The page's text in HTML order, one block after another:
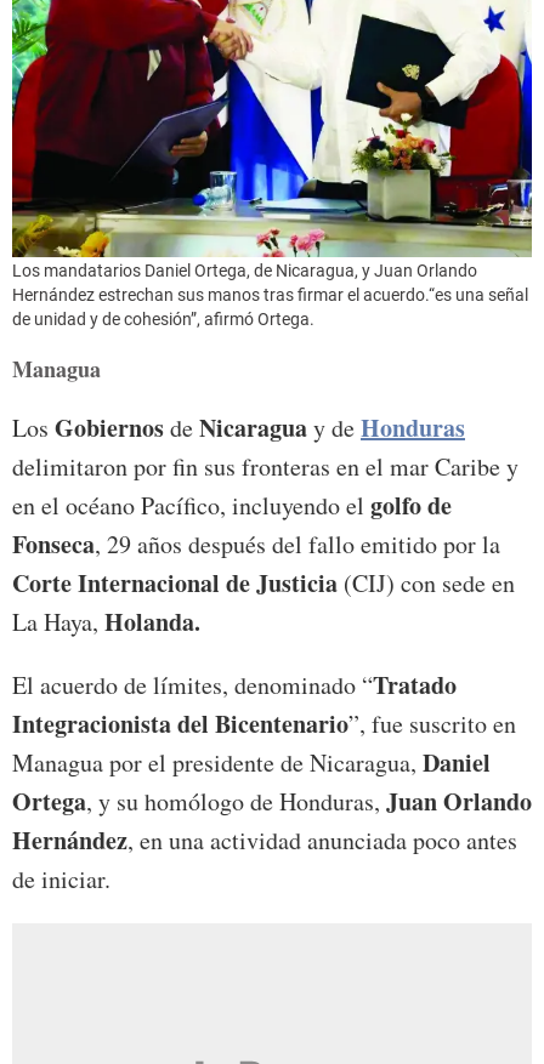
Los mandatarios Daniel Ortega, de Nicaragua, y Juan Orlando
Hernández estrechan sus manos tras firmar el acuerdo.“es una señal
de unidad y de cohesión”, afirmó Ortega.
Managua
Los GobiernosdeNicaraguay deHonduras
delimitaron por fin sus fronteras en el mar Caribe y
en el océano Pacífico, incluyendo el golfo de
Fonseca, 29 años después del fallo emitido por la
Corte Internacional de Justicia (CIJ) con sede en
La Haya, Holanda.
El acuerdo de límites, denominado “Tratado
Integracionista del Bicentenario”, fue suscrito en
Managua por el presidente de Nicaragua, Daniel
Ortega, y su homólogo de Honduras, Juan Orlando
Hernández, en una actividad anunciada poco antes
de iniciar.